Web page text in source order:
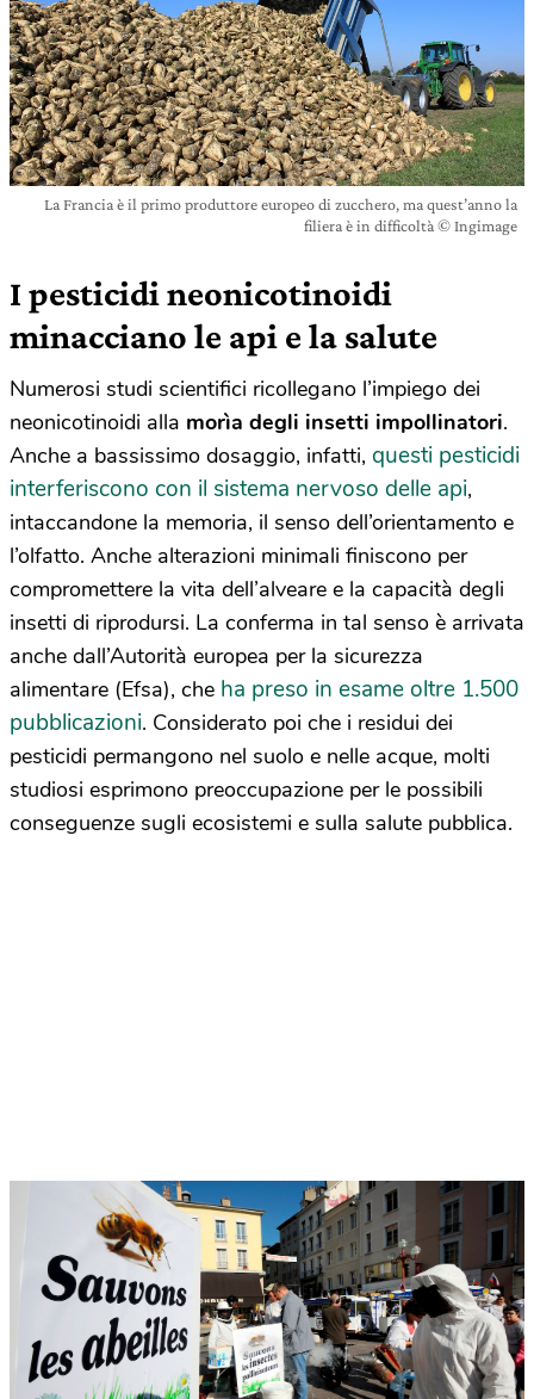
La Francia è il primo produttore europeo di zucchero, ma quest’anno la
filiera è in difficoltà © Ingimage
I pesticidi neonicotinoidi
minacciano le api e la salute
Numerosi studi scientifici ricollegano l’impiego dei
neonicotinoidi alla morìa degli insetti impollinatori.
Anche a bassissimo dosaggio, infatti, questi pesticidi
interferiscono con il sistema nervoso delle api,
intaccandone la memoria, il senso dell’orientamento e
l’olfatto. Anche alterazioni minimali finiscono per
compromettere la vita dell’alveare e la capacità degli
insetti di riprodursi. La conferma in tal senso è arrivata
anche dall’Autorità europea per la sicurezza
alimentare (Efsa), che ha preso in esame oltre 1.500
pubblicazioni. Considerato poi che i residui dei
pesticidi permangono nel suolo e nelle acque, molti
studiosi esprimono preoccupazione per le possibili
conseguenze sugli ecosistemi e sulla salute pubblica.